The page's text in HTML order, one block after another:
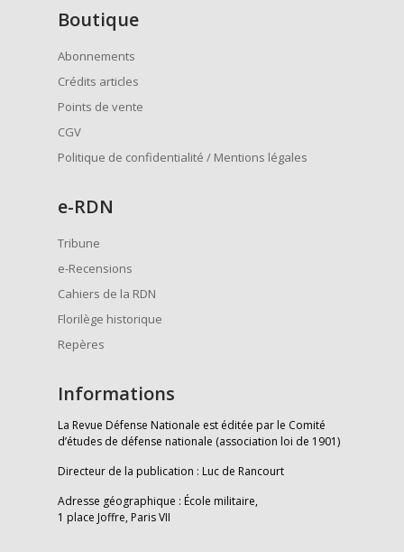
Boutique
Abonnements
Crédits articles
Points de vente
CGV
Politique de confidentialité / Mentions légales
e-RDN
Tribune
e-Recensions
Cahiers de la RDN
Florilège historique
Repères
Informations
La Revue Défense Nationale est éditée par le Comité
d’études de défense nationale (association loi de 1901)
Directeur de la publication : Luc de Rancourt
Adresse géographique : École militaire,
1 place Joffre, Paris VII